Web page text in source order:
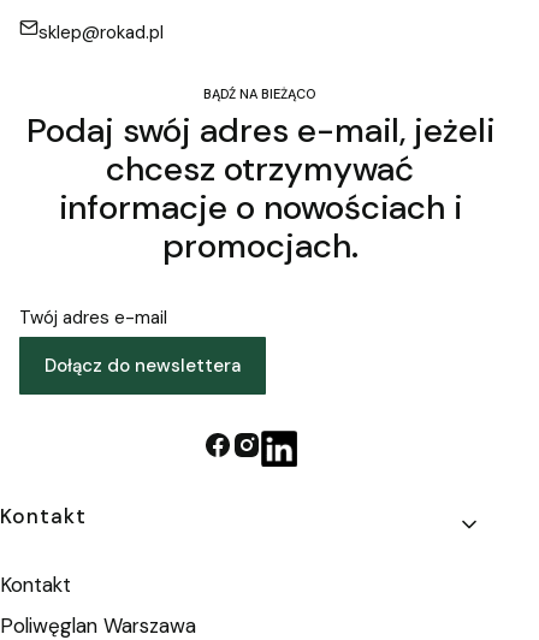
sklep@rokad.pl
BĄDŹ NA BIEŻĄCO
Podaj swój adres e-mail, jeżeli
chcesz otrzymywać
informacje o nowościach i
promocjach.
Twój adres e-mail
Dołącz do newslettera
Linki w stopce
Kontakt
Kontakt
Poliwęglan Warszawa